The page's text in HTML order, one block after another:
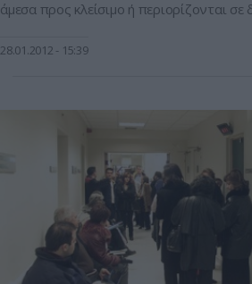
άμεσα προς κλείσιμο ή περιορίζονται
μεγάλης επικινδυνότητας, τονίζουν οι
Λευκάδας μετακινείται στη ΜΕΘ Παίδων
28.01.2012 15:39